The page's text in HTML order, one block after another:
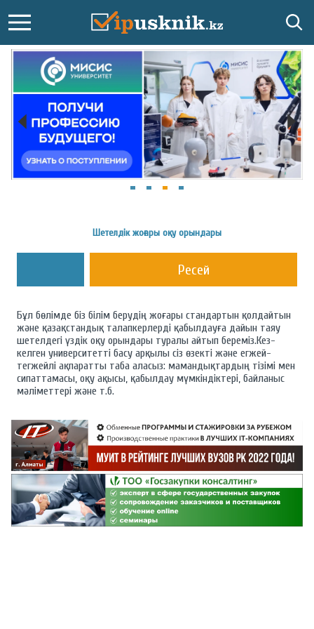
Шетелдік жоғары оқу орындары
Бұл бөлімде біз білім берудің жоғары стандартын қолдайтын
және қазақстандық талапкерлерді қабылдауға дайын таяу
шетелдегі үздік оқу орындары туралы айтып береміз.Кез-
келген университетті басу арқылы сіз өзекті және егжей-
тегжейлі ақпаратты таба аласыз: мамандықтардың тізімі мен
сипаттамасы, оқу ақысы, қабылдау мүмкіндіктері, байланыс
мәліметтері және т.б.
Ресей